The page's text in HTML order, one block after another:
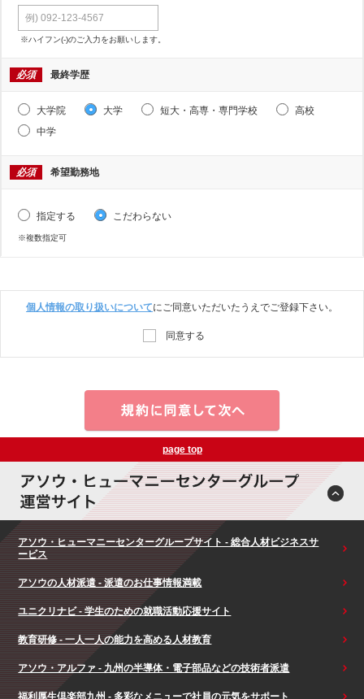
※ハイフン(-)のご入力をお願いします。
必須 最終学歴
大学院 大学 短大・高専・専門学校
高校
中学
必須 希望勤務地
指定する こだわらない
※複数指定可
個人情報の取り扱いについてにご同意いただいたうえでご登録下さい。
同意する
page top
アソウ・ヒューマニーセンターグループサイト - 総合人材ビジネスサ
ービス
アソウの人材派遣 - 派遣のお仕事情報満載
ユニクリナビ - 学生のための就職活動応援サイト
教育研修 - 一人一人の能力を高める人材教育
アソウ・アルファ - 九州の半導体・電子部品などの技術者派遣
福利厚生倶楽部九州 - 多彩なメニューで社員の元気をサポート